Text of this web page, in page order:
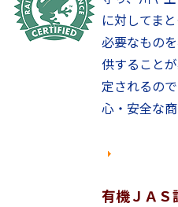
に対してま
必要なもの
供すること
定されるの
心・安全な
有機ＪＡＳ